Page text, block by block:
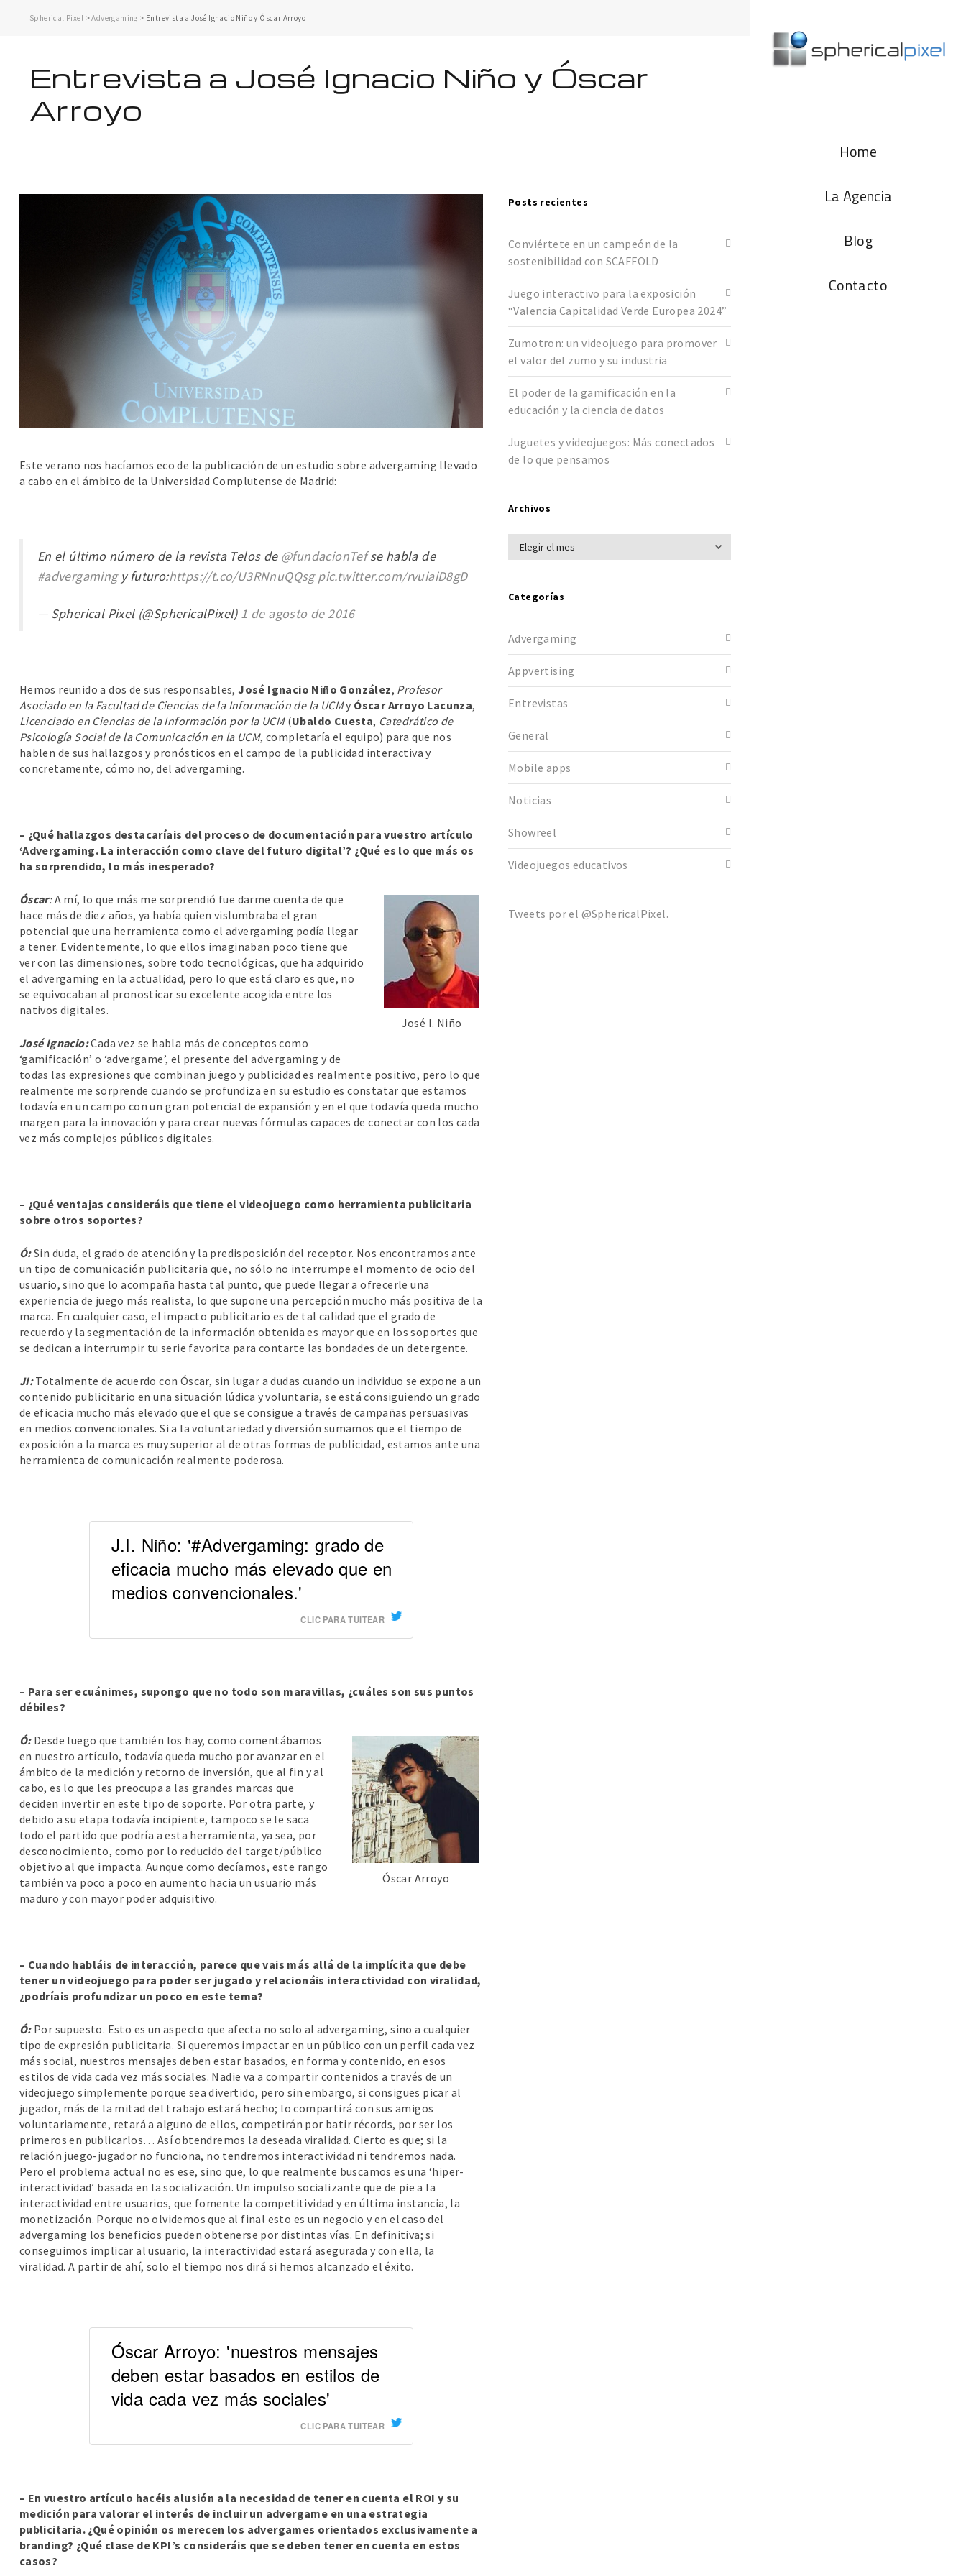
Home
La Agencia
Blog
Contacto
Spherical Pixel >Advergaming > Entrevista a José Ignacio Niño y Óscar Arroyo
Entrevista a José Ignacio Niño y Óscar
Arroyo
Este verano nos hacíamos eco de la publicación de un estudio sobre advergaming llevado
a cabo en el ámbito de la Universidad Complutense de Madrid:
En el último número de la revista Telos de @fundacionTefse habla de
#advergamingy futuro:https://t.co/U3RNnuQQsg pic.twitter.com/rvuiaiD8gD
— Spherical Pixel (@SphericalPixel) 1 de agosto de 2016
Hemos reunido a dos de sus responsables, José Ignacio Niño González, Profesor
Asociado en la Facultad de Ciencias de la Información de la UCMy Óscar Arroyo Lacunza,
Licenciado en Ciencias de la Información por la UCM(Ubaldo Cuesta, ‎ Catedrático de
Psicología Social de la Comunicación en la UCM, completaría el equipo) para que nos
hablen de sus hallazgos y pronósticos en el campo de la publicidad interactiva y
concretamente, cómo no, del advergaming.
– ¿Qué hallazgos destacaríais del proceso de documentación para vuestro artículo
‘Advergaming. La interacción como clave del futuro digital’? ¿Qué es lo que más os
ha sorprendido, lo más inesperado?
José I. Niño
Óscar:A mí, lo que más me sorprendió fue darme cuenta de que
hace más de diez años, ya había quien vislumbraba el gran
potencial que una herramienta como el advergaming podía llegar
a tener. Evidentemente, lo que ellos imaginaban poco tiene que
ver con las dimensiones, sobre todo tecnológicas, que ha adquirido
el advergaming en la actualidad, pero lo que está claro es que, no
se equivocaban al pronosticar su excelente acogida entre los
nativos digitales.
José Ignacio:Cada vez se habla más de conceptos como
‘gamificación’ o ‘advergame’, el presente del advergaming y de
todas las expresiones que combinan juego y publicidad es realmente positivo, pero lo que
realmente me sorprende cuando se profundiza en su estudio es constatar que estamos
todavía en un campo con un gran potencial de expansión y en el que todavía queda mucho
margen para la innovación y para crear nuevas fórmulas capaces de conectar con los cada
vez más complejos públicos digitales.
– ¿Qué ventajas consideráis que tiene el videojuego como herramienta publicitaria
sobre otros soportes?
Ó:Sin duda, el grado de atención y la predisposición del receptor. Nos encontramos ante
un tipo de comunicación publicitaria que, no sólo no interrumpe el momento de ocio del
usuario, sino que lo acompaña hasta tal punto, que puede llegar a ofrecerle una
experiencia de juego más realista, lo que supone una percepción mucho más positiva de la
marca. En cualquier caso, el impacto publicitario es de tal calidad que el grado de
recuerdo y la segmentación de la información obtenida es mayor que en los soportes que
se dedican a interrumpir tu serie favorita para contarte las bondades de un detergente.
JI:Totalmente de acuerdo con Óscar, sin lugar a dudas cuando un individuo se expone a un
contenido publicitario en una situación lúdica y voluntaria, se está consiguiendo un grado
de eficacia mucho más elevado que el que se consigue a través de campañas persuasivas
en medios convencionales. Si a la voluntariedad y diversión sumamos que el tiempo de
exposición a la marca es muy superior al de otras formas de publicidad, estamos ante una
herramienta de comunicación realmente poderosa.
J.I. Niño: '#Advergaming: grado de
eficacia mucho más elevado que en
medios convencionales.'
CLIC PARA TUITEAR
– Para ser ecuánimes, supongo que no todo son maravillas, ¿cuáles son sus puntos
débiles?
Óscar Arroyo
Ó:Desde luego que también los hay, como comentábamos
en nuestro artículo, todavía queda mucho por avanzar en el
ámbito de la medición y retorno de inversión, que al fin y al
cabo, es lo que les preocupa a las grandes marcas que
deciden invertir en este tipo de soporte. Por otra parte, y
debido a su etapa todavía incipiente, tampoco se le saca
todo el partido que podría a esta herramienta, ya sea, por
desconocimiento, como por lo reducido del target/público
objetivo al que impacta. Aunque como decíamos, este rango
también va poco a poco en aumento hacia un usuario más
maduro y con mayor poder adquisitivo.
– Cuando habláis de interacción, parece que vais más allá de la implícita que debe
tener un videojuego para poder ser jugado y relacionáis interactividad con viralidad,
¿podríais profundizar un poco en este tema?
Ó:Por supuesto. Esto es un aspecto que afecta no solo al advergaming, sino a cualquier
tipo de expresión publicitaria. Si queremos impactar en un público con un perfil cada vez
más social, nuestros mensajes deben estar basados, en forma y contenido, en esos
estilos de vida cada vez más sociales. Nadie va a compartir contenidos a través de un
videojuego simplemente porque sea divertido, pero sin embargo, si consigues picar al
jugador, más de la mitad del trabajo estará hecho; lo compartirá con sus amigos
voluntariamente, retará a alguno de ellos, competirán por batir récords, por ser los
primeros en publicarlos… Así obtendremos la deseada viralidad. Cierto es que; si la
relación juego-jugador no funciona, no tendremos interactividad ni tendremos nada.
Pero el problema actual no es ese, sino que, lo que realmente buscamos es una ‘hiper-
interactividad’ basada en la socialización. Un impulso socializante que de pie a la
interactividad entre usuarios, que fomente la competitividad y en última instancia, la
monetización. Porque no olvidemos que al final esto es un negocio y en el caso del
advergaming los beneficios pueden obtenerse por distintas vías. En definitiva; si
conseguimos implicar al usuario, la interactividad estará asegurada y con ella, la
viralidad. A partir de ahí, solo el tiempo nos dirá si hemos alcanzado el éxito.
Óscar Arroyo: 'nuestros mensajes
deben estar basados en estilos de
vida cada vez más sociales'
CLIC PARA TUITEAR
– En vuestro artículo hacéis alusión a la necesidad de tener en cuenta el ROI y su
medición para valorar el interés de incluir un advergame en una estrategia
publicitaria. ¿Qué opinión os merecen los advergames orientados exclusivamente a
branding? ¿Qué clase de KPI’s consideráis que se deben tener en cuenta en estos
casos?
Posts recientes
Conviértete en un campeón de la
sostenibilidad con SCAFFOLD
Juego interactivo para la exposición
“Valencia Capitalidad Verde Europea 2024”
Zumotron: un videojuego para promover
el valor del zumo y su industria
El poder de la gamificación en la
educación y la ciencia de datos
Juguetes y videojuegos: Más conectados
de lo que pensamos
Archivos
Categorías
Advergaming
Appvertising
Entrevistas
General
Mobile apps
Noticias
Showreel
Videojuegos educativos
Tweets por el @SphericalPixel.